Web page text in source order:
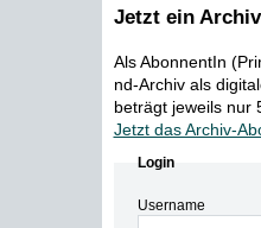
Jetzt ein
Als AbonnentIn
nd-Archiv als
beträgt jeweils nur
Jetzt das Archiv-
Login
Username